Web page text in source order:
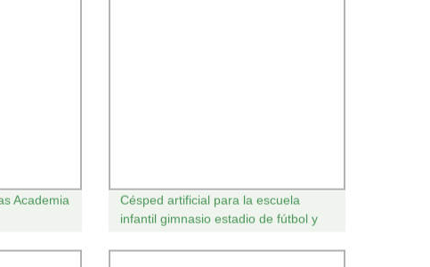
Academia
Césped artificial para la escuela
infantil gimnasio estadio de fútbol y
césped sintético de 50mm Futbol